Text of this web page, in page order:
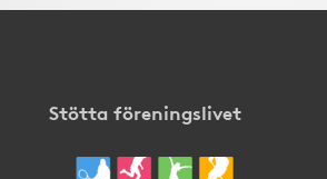
Stötta föreningslivet